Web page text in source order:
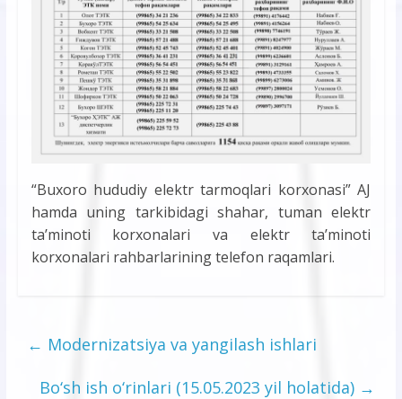
“Buxoro hududiy elektr tarmoqlari korxonasi” AJ
hamda uning tarkibidagi shahar, tuman elektr
ta’minoti korxonalari va elektr ta’minoti
korxonalari rahbarlarining telefon raqamlari.
← Modernizatsiya va yangilash ishlari
Bo‘sh ish o‘rinlari (15.05.2023 yil holatida) →